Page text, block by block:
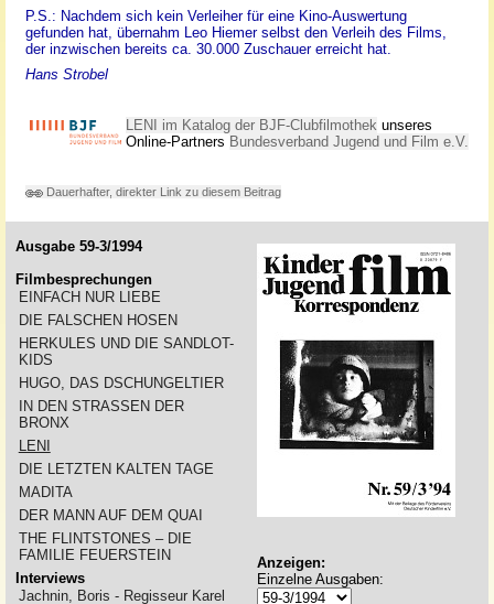
P.S.: Nachdem sich kein Verleiher für eine Kino-Auswertung
gefunden hat, übernahm Leo Hiemer selbst den Verleih des Films,
der inzwischen bereits ca. 30.000 Zuschauer erreicht hat.
Hans Strobel
LENI im Katalog der BJF-Clubfilmothek unseres
Online-Partners Bundesverband Jugend und Film e.V.
Dauerhafter, direkter Link zu diesem Beitrag
Ausgabe 59-3/1994
Filmbesprechungen
EINFACH NUR LIEBE
DIE FALSCHEN HOSEN
HERKULES UND DIE SANDLOT-
KIDS
HUGO, DAS DSCHUNGELTIER
IN DEN STRASSEN DER
BRONX
LENI
DIE LETZTEN KALTEN TAGE
MADITA
DER MANN AUF DEM QUAI
THE FLINTSTONES – DIE
FAMILIE FEUERSTEIN
Interviews
Jachnin, Boris - Regisseur Karel
Anzeigen:
Einzelne Ausgaben: